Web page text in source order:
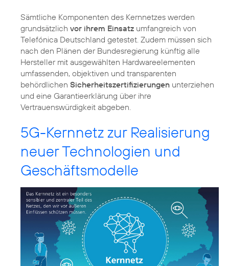
Sämtliche Komponenten des Kernnetzes werden
grundsätzlich vor ihrem Einsatz umfangreich von
Telefónica Deutschland getestet. Zudem müssen sich
nach den Plänen der Bundesregierung künftig alle
Hersteller mit ausgewählten Hardwareelementen
umfassenden, objektiven und transparenten
behördlichen Sicherheitszertifizierungen unterziehen
und eine Garantieerklärung über ihre
Vertrauenswürdigkeit abgeben.
5G-Kernnetz zur Realisierung
neuer Technologien und
Geschäftsmodelle